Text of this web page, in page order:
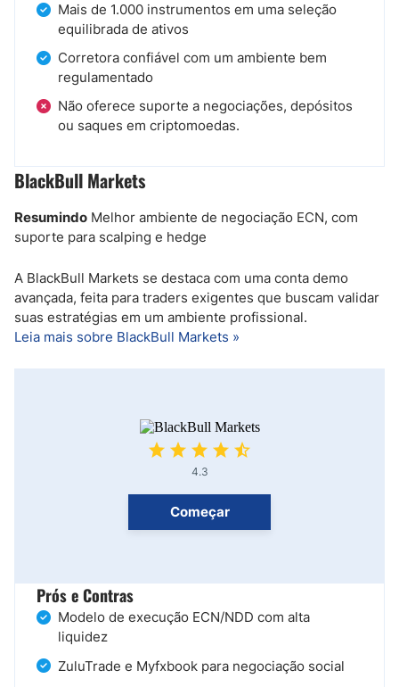
Mais de 1.000 instrumentos em uma seleção
equilibrada de ativos
Corretora confiável com um ambiente bem
regulamentado
Não oferece suporte a negociações, depósitos
ou saques em criptomoedas.
BlackBull Markets
Resumindo Melhor ambiente de negociação ECN, com
suporte para scalping e hedge
A BlackBull Markets se destaca com uma conta demo
avançada, feita para traders exigentes que buscam validar
suas estratégias em um ambiente profissional.
Leia mais sobre BlackBull Markets »
4.3
Começar
Prós e Contras
Modelo de execução ECN/NDD com alta
liquidez
ZuluTrade e Myfxbook para negociação social